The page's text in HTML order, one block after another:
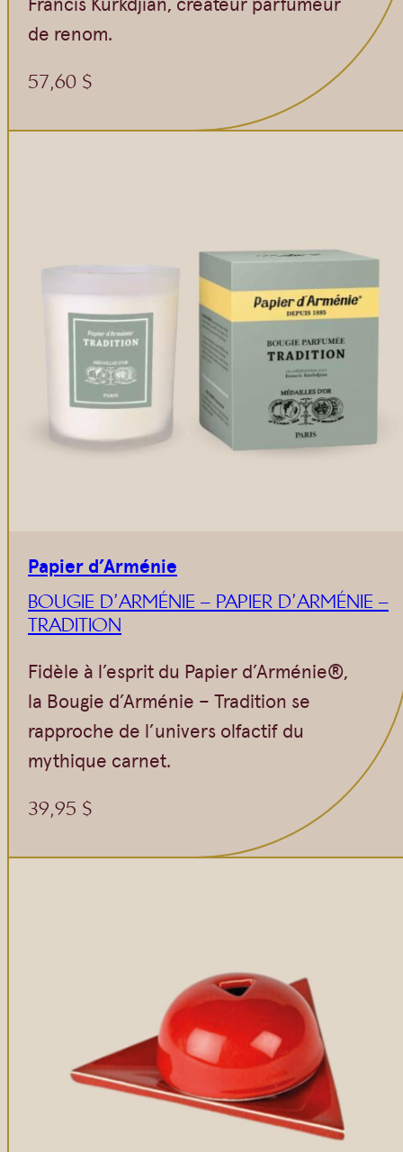
de renom.
57,60 $
Papier d’Arménie
BOUGIE D’ARMÉNIE – PAPIER D’ARMÉNIE –
TRADITION
Fidèle à l’esprit du Papier d’Arménie®,
la Bougie d’Arménie – Tradition se
rapproche de l’univers olfactif du
mythique carnet.
39,95 $